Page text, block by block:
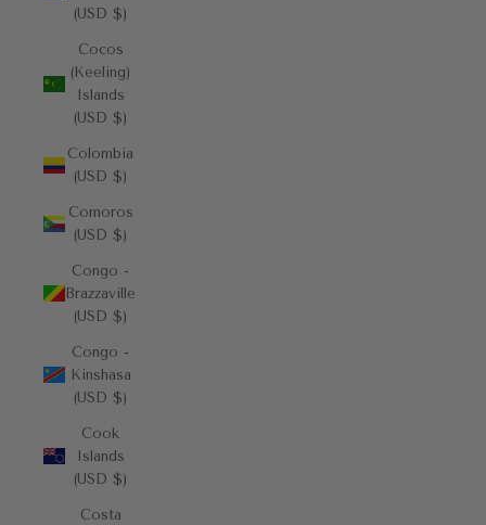
(USD $)
Cocos
(Keeling)
Islands
(USD $)
Colombia
(USD $)
Comoros
(USD $)
Congo -
Brazzaville
(USD $)
Congo -
Kinshasa
(USD $)
Cook
Islands
(USD $)
Costa